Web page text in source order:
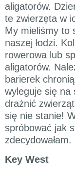
aligatorów.
te zwierzęta w
My mieliśmy to
naszej łodzi.
rowerowa lub
aligatorów.
barierek
wyleguje się na
drażnić
się nie stanie!
spróbować jak
zdecydowałam.
Key West